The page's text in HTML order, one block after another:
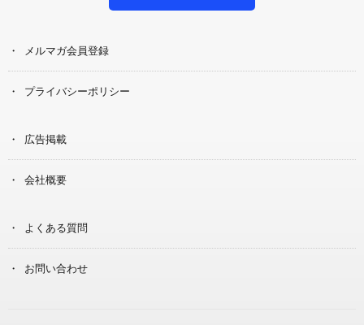
メルマガ会員登録
プライバシーポリシー
広告掲載
会社概要
よくある質問
お問い合わせ